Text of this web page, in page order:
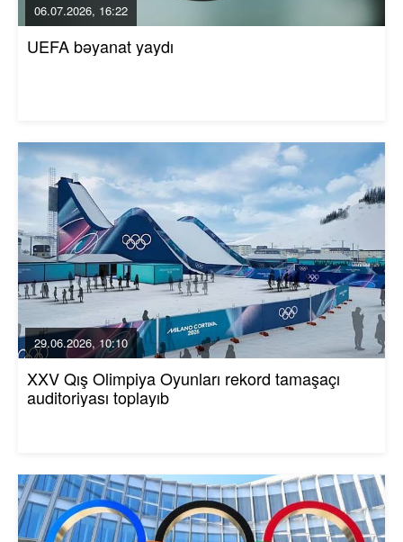
06.07.2026, 16:22
UEFA bəyanat yaydı
29.06.2026, 10:10
XXV Qış Olimpiya Oyunları rekord tamaşaçı
auditoriyası toplayıb